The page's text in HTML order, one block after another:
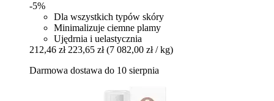
-5%
Dla wszystkich typów skóry
Minimalizuje ciemne plamy
Ujędrnia i uelastycznia
212,46 zł 223,65 zł (7 082,00 zł / kg)
Darmowa dostawa do 10 sierpnia